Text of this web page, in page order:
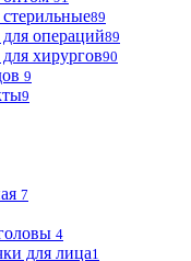
89
операций89
хирургов90
9
9
7
4
для лица1